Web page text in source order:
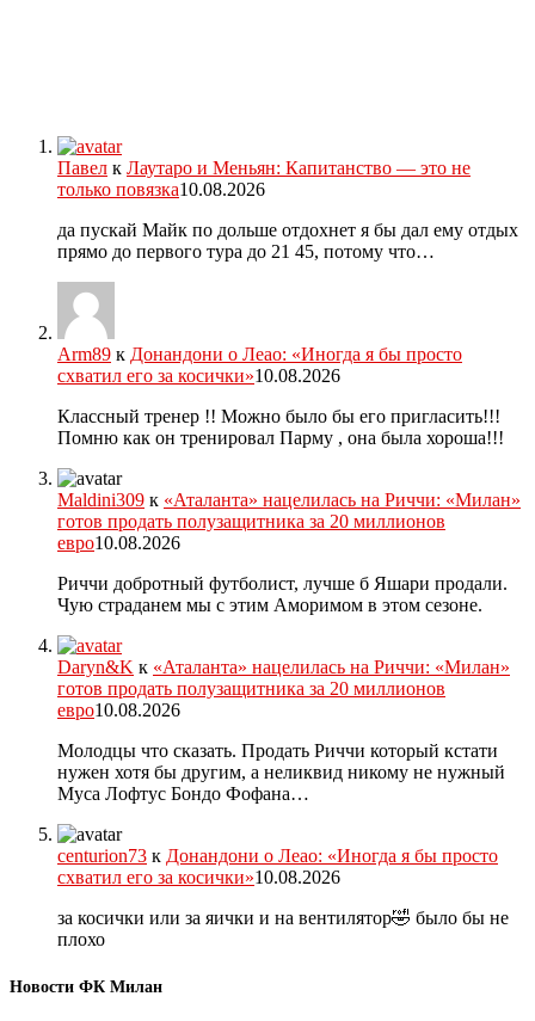
Павел к Лаутаро и Меньян: Капитанство — это не
только повязка10.08.2026
да пускай Майк по дольше отдохнет я бы дал ему отдых
прямо до первого тура до 21 45, потому что…
Arm89 к Донандони о Леао: «Иногда я бы просто
схватил его за косички»10.08.2026
Классный тренер !! Можно было бы его пригласить!!!
Помню как он тренировал Парму , она была хороша!!!
Maldini309 к «Аталанта» нацелилась на Риччи: «Милан»
готов продать полузащитника за 20 миллионов
евро10.08.2026
Риччи добротный футболист, лучше б Яшари продали.
Чую страданем мы с этим Аморимом в этом сезоне.
Daryn&K к «Аталанта» нацелилась на Риччи: «Милан»
готов продать полузащитника за 20 миллионов
евро10.08.2026
Молодцы что сказать. Продать Риччи который кстати
нужен хотя бы другим, а неликвид никому не нужный
Муса Лофтус Бондо Фофана…
centurion73 к Донандони о Леао: «Иногда я бы просто
схватил его за косички»10.08.2026
за косички или за яички и на вентилятор🤣 было бы не
плохо
Новости ФК Милан